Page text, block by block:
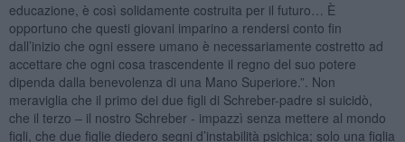
educazione, è così solidamente costruita per il futuro… È
opportuno che questi giovani imparino a rendersi conto fin
dall’inizio che ogni essere umano è necessariamente costretto ad
accettare che ogni cosa trascendente il regno del suo potere
dipenda dalla benevolenza di una Mano Superiore.”. Non
meraviglia che il primo dei due figli di Schreber-padre si suicidò,
che il terzo – il nostro Schreber - impazzì senza mettere al mondo
figli, che due figlie diedero segni d’instabilità psichica; solo una figlia